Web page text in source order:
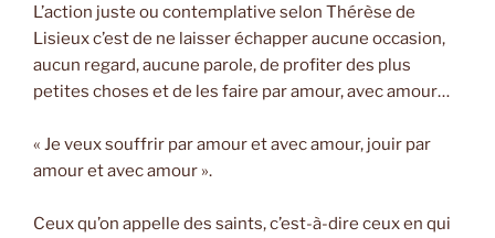
L’action juste ou contemplative selon Thérèse de
Lisieux c’est de ne laisser échapper aucune occasion,
aucun regard, aucune parole, de profiter des plus
petites choses et de les faire par amour, avec amour…
« Je veux souffrir par amour et avec amour, jouir par
amour et avec amour ».
Ceux qu’on appelle des saints, c’est-à-dire ceux en qui